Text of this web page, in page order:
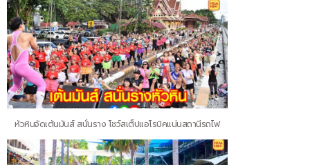
หัวหินจัดเต้นมันส์ สนั่นราง โชว์สเต็ปแอโรบิคแน่นสถานีรถไฟ